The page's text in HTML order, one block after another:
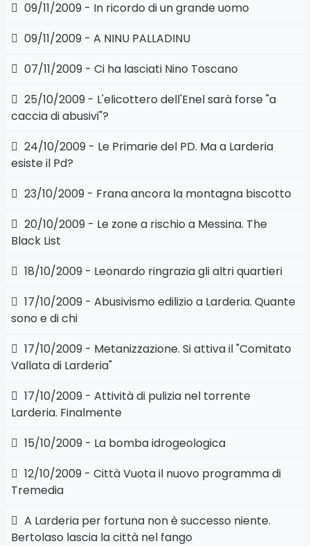
09/11/2009 - In ricordo di un grande uomo
09/11/2009 - A NINU PALLADINU
07/11/2009 - Ci ha lasciati Nino Toscano
25/10/2009 - L'elicottero dell'Enel sarà forse "a
caccia di abusivi"?
24/10/2009 - Le Primarie del PD. Ma a Larderia
esiste il Pd?
23/10/2009 - Frana ancora la montagna biscotto
20/10/2009 - Le zone a rischio a Messina. The
Black List
18/10/2009 - Leonardo ringrazia gli altri quartieri
17/10/2009 - Abusivismo edilizio a Larderia. Quante
sono e di chi
17/10/2009 - Metanizzazione. Si attiva il "Comitato
Vallata di Larderia"
17/10/2009 - Attività di pulizia nel torrente
Larderia. Finalmente
15/10/2009 - La bomba idrogeologica
12/10/2009 - Città Vuota il nuovo programma di
Tremedia
A Larderia per fortuna non è successo niente.
Bertolaso lascia la città nel fango